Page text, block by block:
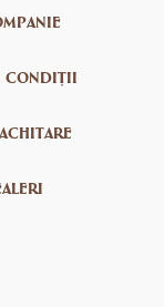
condiții